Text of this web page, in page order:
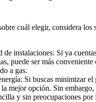
cuál elegir, considera los
instalaciones: Si ya
puede ser más conveniente
a gas.
Si buscas minimizar el
la mejor opción. Sin embargo,
y sin preocupaciones por